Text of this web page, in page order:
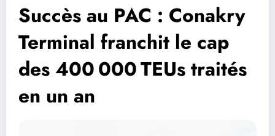
Succès au PAC : Conakry
Terminal franchit le cap
des 400 000 TEUs traités
en un an